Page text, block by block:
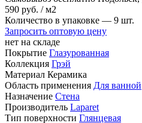
590 руб. / м2
Количество в упаковке — 9 шт.
Запросить оптовую цену
нет на складе
Покрытие Глазурованная
Коллекция Грэй
Материал Керамика
Область применения Для ванной
Назначение Стена
Производитель Laparet
Тип поверхности Глянцевая